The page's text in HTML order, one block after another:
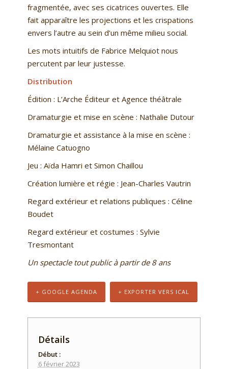
fragmentée, avec ses cicatrices ouvertes. Elle
fait apparaître les projections et les crispations
envers l’autre au sein d’un même milieu social.
Les mots intuitifs de Fabrice Melquiot nous
percutent par leur justesse.
Distribution
Édition : L’Arche Éditeur et Agence théâtrale
Dramaturgie et mise en scène : Nathalie Dutour
Dramaturgie et assistance à la mise en scène :
Mélaine Catuogno
Jeu : Aïda Hamri et Simon Chaillou
Création lumière et régie : Jean-Charles Vautrin
Regard extérieur et relations publiques : Céline
Boudet
Regard extérieur et costumes : Sylvie
Tresmontant
Un spectacle tout public à partir de 8 ans
+ GOOGLE AGENDA + EXPORTER VERS ICAL
Détails
Début :
6 février 2023